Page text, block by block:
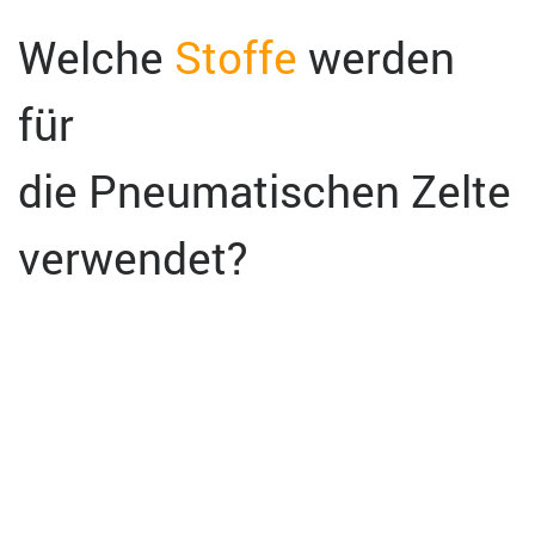
Welche Stoffe werden
für
die Pneumatischen Zelte
verwendet?